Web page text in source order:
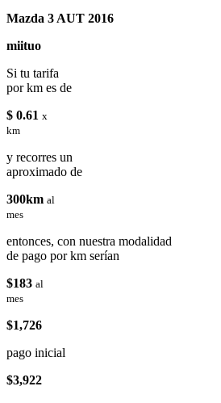
Mazda 3 AUT 2016
miituo
Si tu tarifa
por km es de
$ 0.61 x
km
y recorres un
aproximado de
300km al
mes
entonces, con nuestra modalidad
de pago por km serían
$183 al
mes
$1,726
pago inicial
$3,922